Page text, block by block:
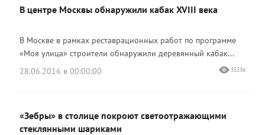
В центре Москвы обнаружили кабак XVIII века
В Москве в рамках реставрационных работ по программе
«Моя улица» строители обнаружили деревянный кабак...
28.06.2016 в 00:00:00
35236
«Зебры» в столице покроют светоотражающими
стеклянными шариками